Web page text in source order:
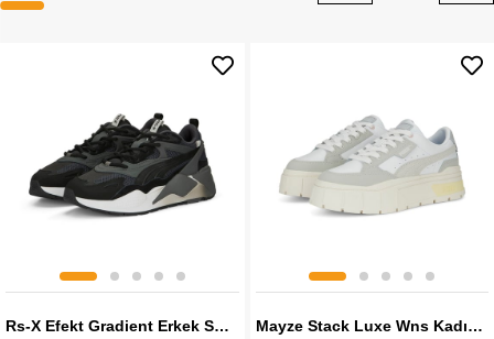
Rs-X Efekt Gradient Erkek Sneaker Mayze Stack Luxe Wns Kadın Sneaker